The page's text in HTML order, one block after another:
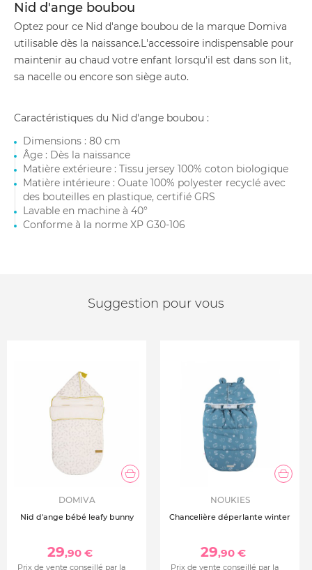
Nid d'ange boubou
Optez pour ce Nid d'ange boubou de la marque Domiva
utilisable dès la naissance.L'accessoire indispensable pour
maintenir au chaud votre enfant lorsqu'il est dans son lit,
sa nacelle ou encore son siège auto.
Caractéristiques du Nid d'ange boubou :
Dimensions : 80 cm
Âge : Dès la naissance
Matière extérieure : Tissu jersey 100% coton biologique
Matière intérieure : Ouate 100% polyester recyclé avec
des bouteilles en plastique, certifié GRS
Lavable en machine à 40°
Conforme à la norme XP G30-106
Suggestion pour vous
DOMIVA
Nid d'ange bébé leafy bunny
29,90 €
Prix de vente conseillé par la
NOUKIES
Chancelière déperlante winter
29,90 €
Prix de vente conseillé par la